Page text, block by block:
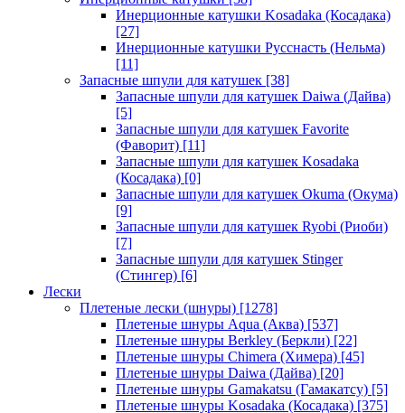
Инерционные катушки Kosadaka (Косадака)
[27]
Инерционные катушки Русснасть (Нельма)
[11]
Запасные шпули для катушек [38]
Запасные шпули для катушек Daiwa (Дайва)
[5]
Запасные шпули для катушек Favorite
(Фаворит) [11]
Запасные шпули для катушек Kosadaka
(Косадака) [0]
Запасные шпули для катушек Okuma (Окума)
[9]
Запасные шпули для катушек Ryobi (Риоби)
[7]
Запасные шпули для катушек Stinger
(Стингер) [6]
Лески
Плетеные лески (шнуры) [1278]
Плетеные шнуры Aqua (Аква) [537]
Плетеные шнуры Berkley (Беркли) [22]
Плетеные шнуры Chimera (Химера) [45]
Плетеные шнуры Daiwa (Дайва) [20]
Плетеные шнуры Gamakatsu (Гамакатсу) [5]
Плетеные шнуры Kosadaka (Косадака) [375]